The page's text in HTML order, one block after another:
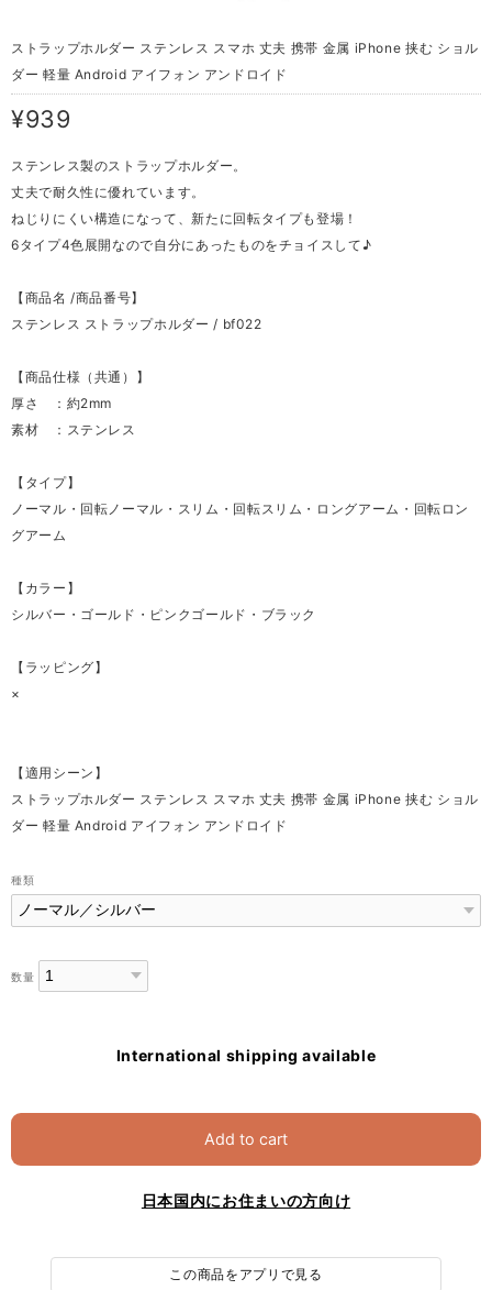
ストラップホルダー ステンレス スマホ 丈夫 携帯 金属 iPhone 挟む ショル
ダー 軽量 Android アイフォン アンドロイド
¥939
ステンレス製のストラップホルダー。
丈夫で耐久性に優れています。
ねじりにくい構造になって、新たに回転タイプも登場！
6タイプ4色展開なので自分にあったものをチョイスして♪
【商品名 /商品番号】
ステンレス ストラップホルダー / bf022
【商品仕様（共通）】
厚さ ：約2mm
素材 ：ステンレス
【タイプ】
ノーマル・回転ノーマル・スリム・回転スリム・ロングアーム・回転ロン
グアーム
【カラー】
シルバー・ゴールド・ピンクゴールド・ブラック
【ラッピング】
×
【適用シーン】
ストラップホルダー ステンレス スマホ 丈夫 携帯 金属 iPhone 挟む ショル
ダー 軽量 Android アイフォン アンドロイド
種類
数量
International shipping available
Add to cart
日本国内にお住まいの方向け
この商品をアプリで見る